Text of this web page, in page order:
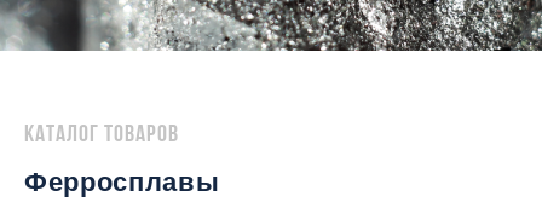
Каталог товаров
Ферросплавы